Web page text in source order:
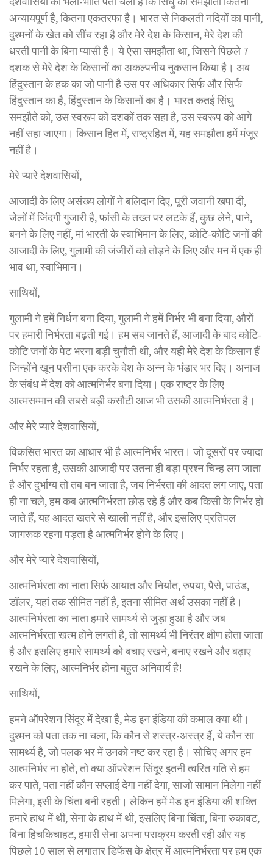
अन्यायपूर्ण है, कितना एकतरफा है। भारत से निकलती नदियों का पानी,
दुश्मनों के खेत को सींच रहा है और मेरे देश के किसान, मेरे देश की
धरती पानी के बिना प्यासी है। ये ऐसा समझौता था, जिसने पिछले 7
दशक से मेरे देश के किसानों का अकल्पनीय नुकसान किया है। अब
हिंदुस्तान के हक का जो पानी है उस पर अधिकार सिर्फ और सिर्फ
हिंदुस्तान का है, हिंदुस्तान के किसानों का है। भारत कतई सिंधु
समझौते को, उस स्वरूप को दशकों तक सहा है, उस स्वरूप को आगे
नहीं सहा जाएगा। किसान हित में, राष्ट्रहित में, यह समझौता हमें मंजूर
नहीं है।
मेरे प्यारे देशवासियों,
आजादी के लिए असंख्य लोगों ने बलिदान दिए, पूरी जवानी खपा दी,
जेलों में जिंदगी गुजारी है, फांसी के तख्त पर लटके हैं, कुछ लेने, पाने,
बनने के लिए नहीं, मां भारती के स्वाभिमान के लिए, कोटि-कोटि जनों की
आजादी के लिए, गुलामी की जंजीरों को तोड़ने के लिए और मन में एक ही
भाव था, स्वाभिमान।
साथियों,
गुलामी ने हमें निर्धन बना दिया, गुलामी ने हमें निर्भर भी बना दिया, औरों
पर हमारी निर्भरता बढ़ती गई। हम सब जानते हैं, आजादी के बाद कोटि-
कोटि जनों के पेट भरना बड़ी चुनौती थी, और यही मेरे देश के किसान हैं
जिन्होंने खून पसीना एक करके देश के अन्न के भंडार भर दिए। अनाज
के संबंध में देश को आत्मनिर्भर बना दिया। एक राष्ट्र के लिए
आत्मसम्मान की सबसे बड़ी कसौटी आज भी उसकी आत्मनिर्भरता है।
और मेरे प्यारे देशवासियों,
विकसित भारत का आधार भी है आत्मनिर्भर भारत। जो दूसरों पर ज्यादा
निर्भर रहता है, उसकी आजादी पर उतना ही बड़ा प्रश्न चिन्ह लग जाता
है और दुर्भाग्य तो तब बन जाता है, जब निर्भरता की आदत लग जाए, पता
ही ना चले, हम कब आत्मनिर्भरता छोड़ रहे हैं और कब किसी के निर्भर हो
जाते हैं, यह आदत खतरे से खाली नहीं है, और इसलिए प्रतिपल
जागरूक रहना पड़ता है आत्मनिर्भर होने के लिए।
और मेरे प्यारे देशवासियों,
आत्मनिर्भरता का नाता सिर्फ आयात और निर्यात, रुपया, पैसे, पाउंड,
डॉलर, यहां तक सीमित नहीं है, इतना सीमित अर्थ उसका नहीं है।
आत्मनिर्भरता का नाता हमारे सामर्थ्य से जुड़ा हुआ है और जब
आत्मनिर्भरता खत्म होने लगती है, तो सामर्थ्य भी निरंतर क्षीण होता जाता
है और इसलिए हमारे सामर्थ्य को बचाए रखने, बनाए रखने और बढ़ाए
रखने के लिए, आत्मनिर्भर होना बहुत अनिवार्य है!
साथियों,
हमने ऑपरेशन सिंदूर में देखा है, मेड इन इंडिया की कमाल क्या थी।
दुश्मन को पता तक ना चला, कि कौन से शस्त्र-अस्त्र हैं, ये कौन सा
सामर्थ्य है, जो पलक भर में उनको नष्ट कर रहा है। सोचिए अगर हम
आत्मनिर्भर ना होते, तो क्या ऑपरेशन सिंदूर इतनी त्वरित गति से हम
कर पाते, पता नहीं कौन सप्लाई देगा नहीं देगा, साजो सामान मिलेगा नहीं
मिलेगा, इसी के चिंता बनी रहती। लेकिन हमें मेड इन इंडिया की शक्ति
हमारे हाथ में थी, सेना के हाथ में थी, इसलिए बिना चिंता, बिना रुकावट,
बिना हिचकिचाहट, हमारी सेना अपना पराक्रम करती रही और यह
पिछले 10 साल से लगातार डिफेंस के क्षेत्र में आत्मनिर्भरता पर हम एक